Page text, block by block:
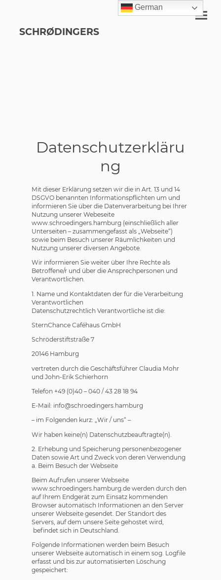
SCHRØDINGERS
Datenschutzerkläru
ng
Mit dieser Erklärung setzen wir die in Art. 13 und 14
DSGVO benannten Informationspflichten um und
informieren Sie über die Datenverarbeitung bei Ihrer
Nutzung unserer Webeseite
www.schroedingers.hamburg (einschließlich aller
Unterseiten – zusammengefasst als „Webseite“)
sowie beim Besuch unserer Räumlichkeiten und
Nutzung unserer diversen Angebote.
Wir informieren Sie weiter über Ihre Rechte als
Betroffene/r und über die Ansprechpersonen und
Verantwortlichen.
1. Name und Kontaktdaten der für die Verarbeitung
Verantwortlichen
Datenschutzrechtlich Verantwortliche ist die:
SternChance Caféhaus GmbH
Schröderstiftstraße 7
20146 Hamburg
vertreten durch die Geschäftsführer Claudia Mohr
und John-Erik Schierhorn
Telefon +49 (0)40 – 040 / 43 28 18 94
E-Mail: info@schroedingers.hamburg
– im Folgenden kurz: „Wir / uns“ –
Wir haben keine(n) Datenschutzbeauftragte(n).
2. Erhebung und Speicherung personenbezogener
Daten sowie Art und Zweck von deren Verwendung
a. Beim Besuch der Webseite
Beim Aufrufen unserer Webseite
www.schroedingers.hamburg.de werden durch den
auf Ihrem Endgerät zum Einsatz kommenden
Browser automatisch Informationen an den Server
unserer Webseite gesendet. Der Standort des
Servers, auf dem unsere Seite gehostet wird,
befindet sich in Deutschland.
Folgende Informationen werden beim Besuch
unserer Webseite automatisch in einem sog. Logfile
erfasst und bis zur automatisierten Löschung
gespeichert:
German